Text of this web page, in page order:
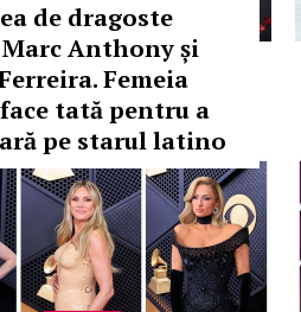
de dragoste
Anthony și
Femeia
tată pentru a
pe starul latino